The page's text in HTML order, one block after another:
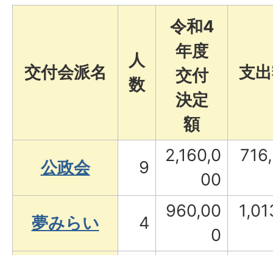
交付会派名
人
数
令和4
年度
交付
決定
額
支
公政会 9
2,160,0
00
夢みらい 4
960,00
0